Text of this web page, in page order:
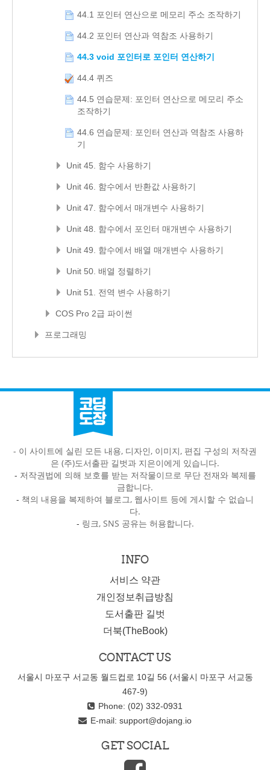
44.1 포인터 연산으로 메모리 주소 조작하기
44.2 포인터 연산과 역참조 사용하기
44.3 void 포인터로 포인터 연산하기
44.4 퀴즈
44.5 연습문제: 포인터 연산으로 메모리 주소
조작하기
44.6 연습문제: 포인터 연산과 역참조 사용하
기
Unit 45. 함수 사용하기
Unit 46. 함수에서 반환값 사용하기
Unit 47. 함수에서 매개변수 사용하기
Unit 48. 함수에서 포인터 매개변수 사용하기
Unit 49. 함수에서 배열 매개변수 사용하기
Unit 50. 배열 정렬하기
Unit 51. 전역 변수 사용하기
COS Pro 2급 파이썬
프로그래밍
- 이 사이트에 실린 모든 내용, 디자인, 이미지, 편집 구성의 저작권
은 (주)도서출판 길벗과 지은이에게 있습니다.
- 저작권법에 의해 보호를 받는 저작물이므로 무단 전재와 복제를
금합니다.
- 책의 내용을 복제하여 블로그, 웹사이트 등에 게시할 수 없습니
다.
- 링크, SNS 공유는 허용합니다.
INFO
서비스 약관
개인정보취급방침
도서출판 길벗
더북(TheBook)
CONTACT US
서울시 마포구 서교동 월드컵로 10길 56 (서울시 마포구 서교동
467-9)
Phone: (02) 332-0931
E-mail: support@dojang.io
GET SOCIAL